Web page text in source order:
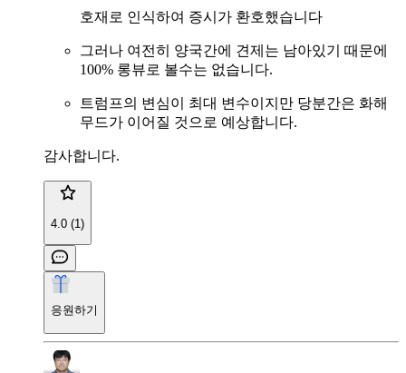
호재로 인식하여 증시가 환호했습니다
그러나 여전히 양국간에 견제는 남아있기 때문에
100% 롱뷰로 볼수는 없습니다.
트럼프의 변심이 최대 변수이지만 당분간은 화해
무드가 이어질 것으로 예상합니다.
감사합니다.
4.0 (1)
응원하기